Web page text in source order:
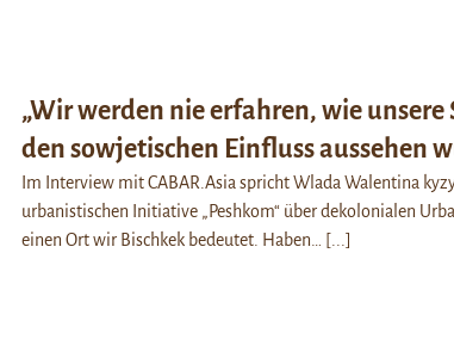
„Wir werden nie erfahren, wie unsere
den sowjetischen Einfluss aussehen
Im Interview mit CABAR.Asia spricht Wlada Walentina
urbanistischen Initiative „Peshkom“ über dekolonialen
einen Ort wir Bischkek bedeutet. Haben…
[...]